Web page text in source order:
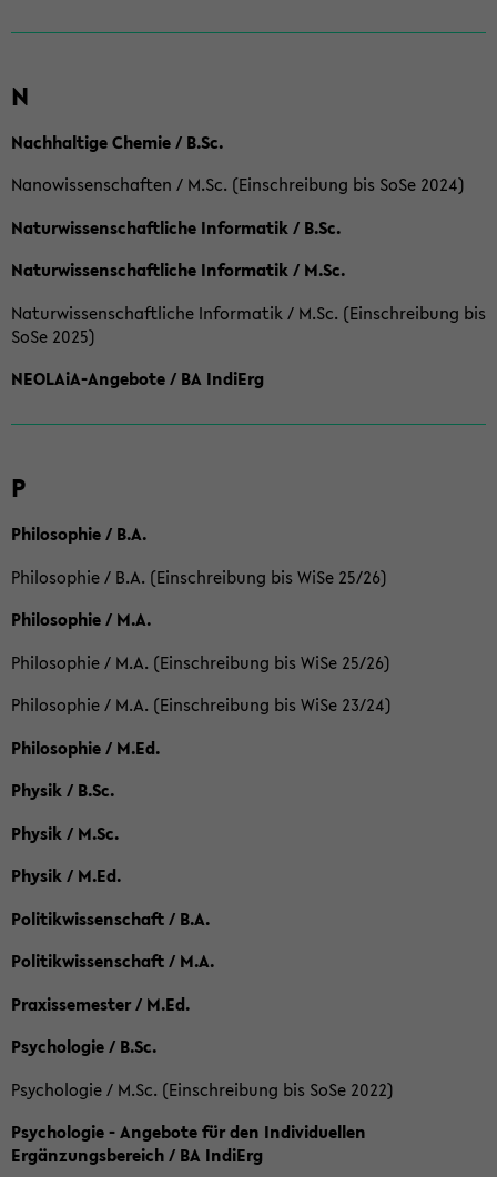
N
Nachhaltige Chemie / B.Sc.
Nanowissenschaften / M.Sc. (Einschreibung bis SoSe 2024)
Naturwissenschaftliche Informatik / B.Sc.
Naturwissenschaftliche Informatik / M.Sc.
Naturwissenschaftliche Informatik / M.Sc. (Einschreibung bis
SoSe 2025)
NEOLAiA-Angebote / BA IndiErg
P
Philosophie / B.A.
Philosophie / B.A. (Einschreibung bis WiSe 25/26)
Philosophie / M.A.
Philosophie / M.A. (Einschreibung bis WiSe 25/26)
Philosophie / M.A. (Einschreibung bis WiSe 23/24)
Philosophie / M.Ed.
Physik / B.Sc.
Physik / M.Sc.
Physik / M.Ed.
Politikwissenschaft / B.A.
Politikwissenschaft / M.A.
Praxissemester / M.Ed.
Psychologie / B.Sc.
Psychologie / M.Sc. (Einschreibung bis SoSe 2022)
Psychologie - Angebote für den Individuellen
Ergänzungsbereich / BA IndiErg